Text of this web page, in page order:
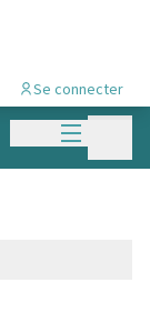
Menu
Se connecter